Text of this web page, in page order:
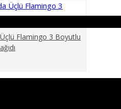
Flamingo 3 Boyutlu